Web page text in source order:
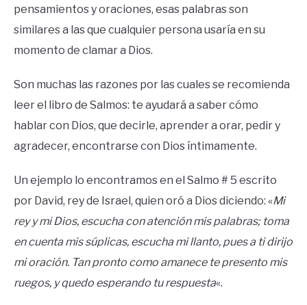
pensamientos y oraciones, esas palabras son
similares a las que cualquier persona usaría en su
momento de clamar a Dios.
Son muchas las razones por las cuales se recomienda
leer el libro de Salmos: te ayudará a saber cómo
hablar con Dios, que decirle, aprender a orar, pedir y
agradecer, encontrarse con Dios íntimamente.
Un ejemplo lo encontramos en el Salmo # 5 escrito
por David, rey de Israel, quien oró a Dios diciendo: «Mi
rey y mi Dios, escucha con atención mis palabras; toma
en cuenta mis súplicas, escucha mi llanto, pues a ti dirijo
mi oración. Tan pronto como amanece te presento mis
ruegos, y quedo esperando tu respuesta«.